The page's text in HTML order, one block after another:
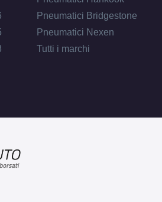
Pneumatici Bridgestone
Pneumatici Nexen
Tutti i marchi